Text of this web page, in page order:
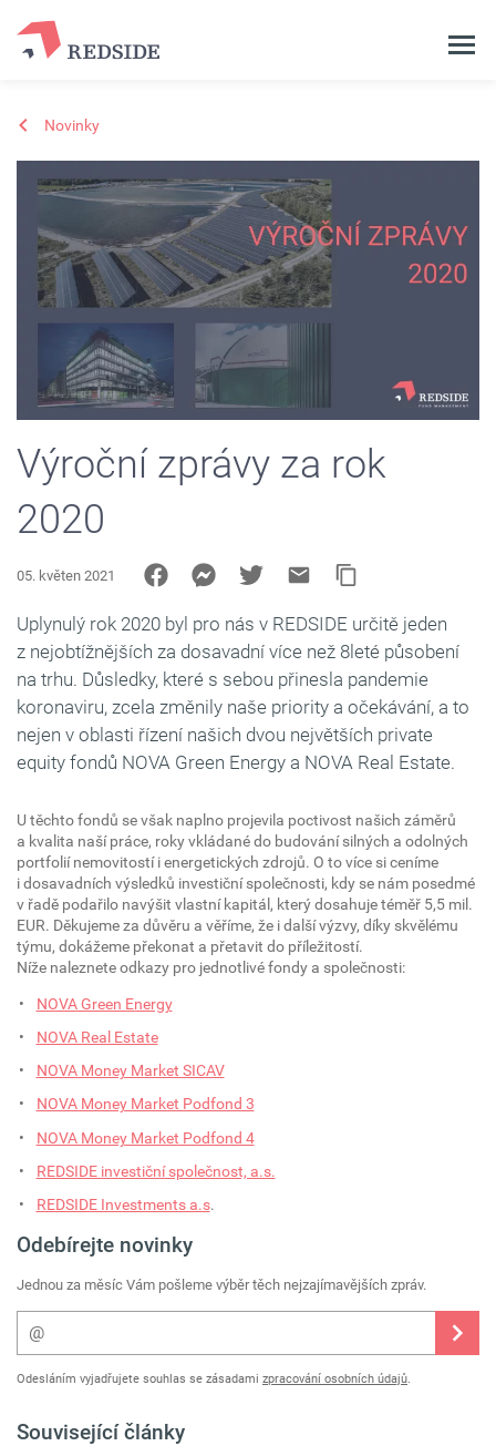
Novinky
Výroční zprávy za rok
2020
05. květen 2021
Uplynulý rok 2020 byl pro nás v REDSIDE určitě jeden
z nejobtížnějších za dosavadní více než 8leté působení
na trhu. Důsledky, které s sebou přinesla pandemie
koronaviru, zcela změnily naše priority a očekávání, a to
nejen v oblasti řízení našich dvou největších private
equity fondů NOVA Green Energy a NOVA Real Estate.
U těchto fondů se však naplno projevila poctivost našich záměrů
a kvalita naší práce, roky vkládané do budování silných a odolných
portfolií nemovitostí i energetických zdrojů. O to více si ceníme
i dosavadních výsledků investiční společnosti, kdy se nám posedmé
v řadě podařilo navýšit vlastní kapitál, který dosahuje téměř 5,5 mil.
EUR. Děkujeme za důvěru a věříme, že i další výzvy, díky skvělému
týmu, dokážeme překonat a přetavit do příležitostí.
Níže naleznete odkazy pro jednotlivé fondy a společnosti:
NOVA Green Energy
NOVA Real Estate
NOVA Money Market SICAV
NOVA Money Market Podfond 3
NOVA Money Market Podfond 4
REDSIDE investiční společnost, a.s.
REDSIDE Investments a.s.
Odebírejte novinky
Jednou za měsíc Vám pošleme výběr těch nejzajímavějších zpráv.
Odesláním vyjadřujete souhlas se zásadami zpracování osobních údajů.
Související články